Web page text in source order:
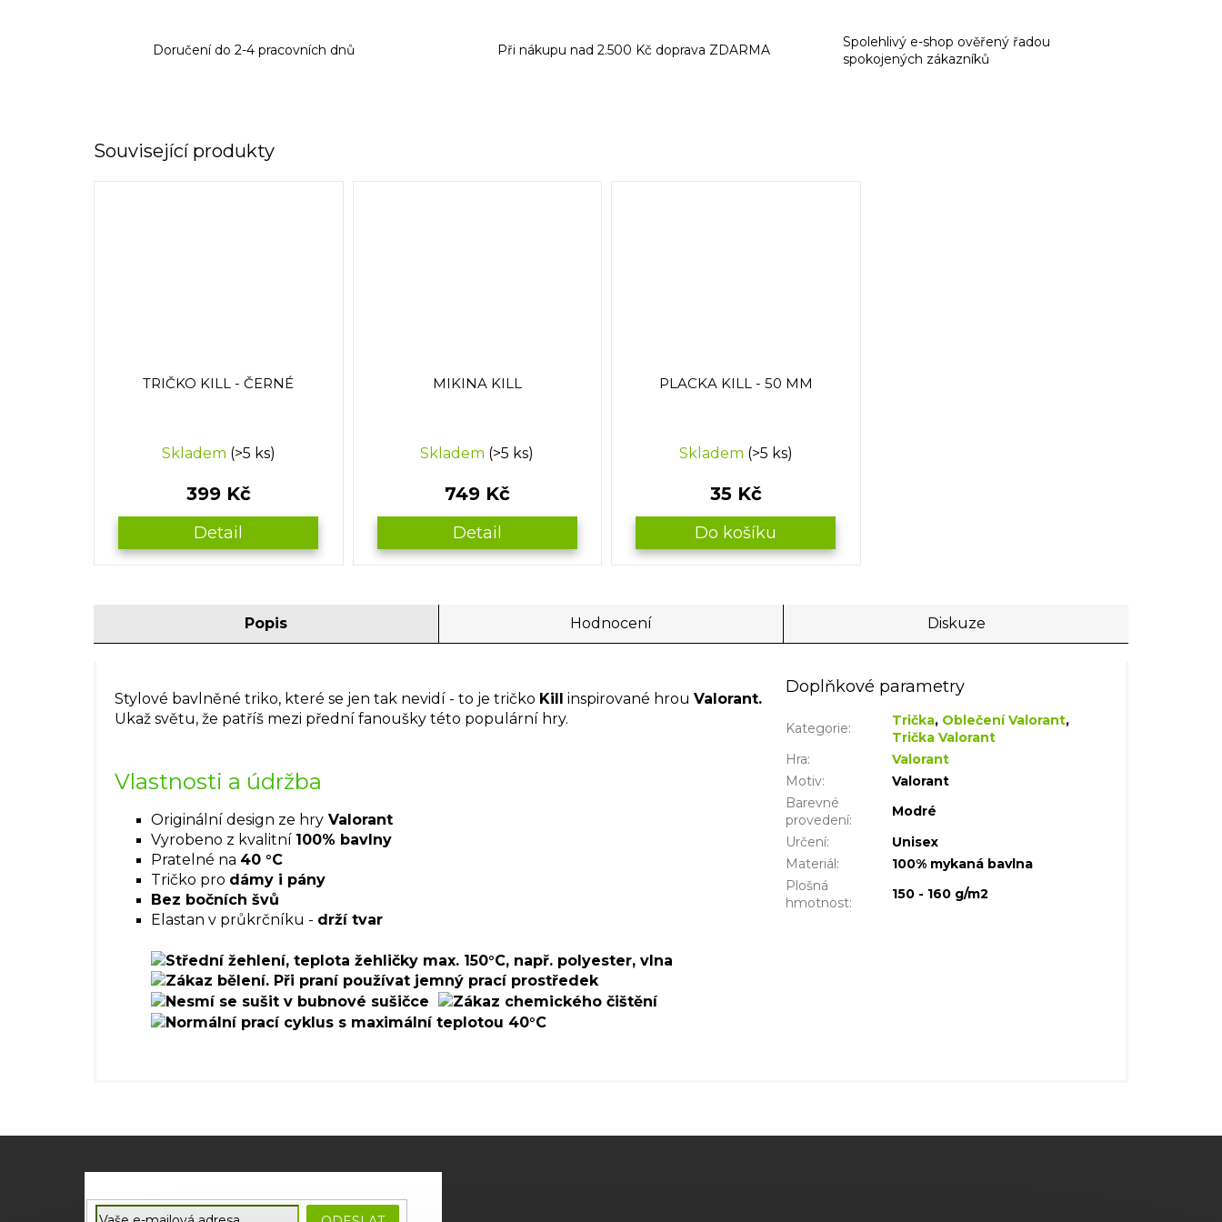
Doručení do 2-4 pracovních dnů Při nákupu nad 2.500 Kč doprava ZDARMA
Spolehlivý e-shop ověřený řadou
spokojených zákazníků
Související produkty
TRIČKO KILL - ČERNÉ
Skladem (>5 ks)
399 Kč
Detail
MIKINA KILL
Skladem (>5 ks)
749 Kč
Detail
PLACKA KILL - 50 MM
Skladem (>5 ks)
35 Kč
Do košíku
Popis Hodnocení Diskuze
Stylové bavlněné triko, které se jen tak nevidí - to je tričko Kill inspirované hrou Valorant.
Ukaž světu, že patříš mezi přední fanoušky této populární hry.
Vlastnosti a údržba
Originální design ze hry Valorant
Vyrobeno z kvalitní 100% bavlny
Pratelné na 40 °C
Tričko pro dámy i pány
Bez bočních švů
Elastan v průkrčníku - drží tvar
Doplňkové parametry
Kategorie: Trička, Oblečení Valorant,
Trička Valorant
Hra:
Valorant
Motiv:
Valorant
Barevné
provedení:
Modré
Určení:
Unisex
Materiál:
100% mykaná bavlna
Plošná
hmotnost:
150 - 160 g/m2
E-mail